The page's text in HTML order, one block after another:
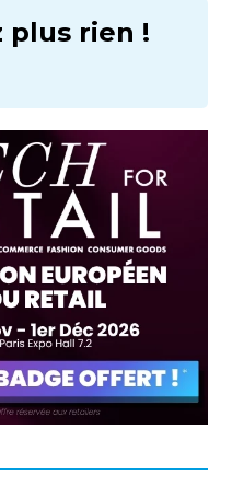
plus rien !